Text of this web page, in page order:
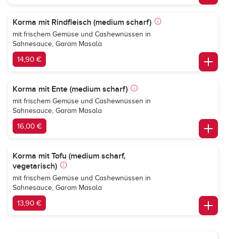
Korma mit Rindfleisch (medium scharf)
mit frischem Gemüse und Cashewnüssen in
Sahnesauce, Garam Masala
14,90 €
Korma mit Ente (medium scharf)
mit frischem Gemüse und Cashewnüssen in
Sahnesauce, Garam Masala
16,00 €
Korma mit Tofu (medium scharf,
vegetarisch)
mit frischem Gemüse und Cashewnüssen in
Sahnesauce, Garam Masala
13,90 €